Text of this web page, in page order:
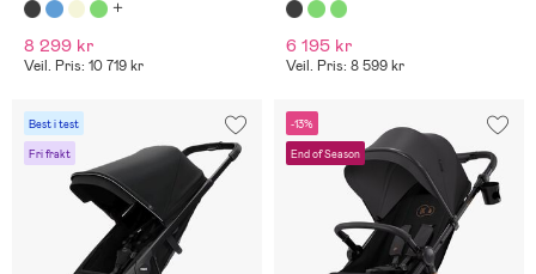
8 299 kr
Veil. Pris: 10 719 kr
6 195 kr
Veil. Pris: 8 599 kr
Best i test
Fri frakt
-13%
End of Season